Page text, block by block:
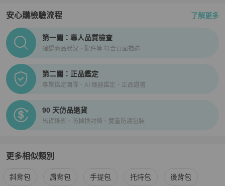
安心購檢驗流程 了解更多
PopChill拍拍圈正品驗證、安心購檢驗流程介紹
第一關：專人品質檢查
確認商品狀況、配件等 符合頁面描述
第二關：正品鑑定
專業鑑定團隊、AI 儀器鑑定、正品證書
90 天仿品退貨
出貨錄影、防掉換封條、雙重防護包裝
更多相似類別
更多Louis Vuitton女包 相似商品推薦
斜背包 肩背包 手提包 托特包 後背包